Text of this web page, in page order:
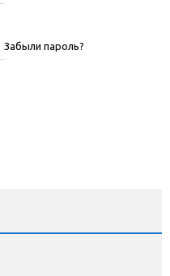
Забыли пароль?